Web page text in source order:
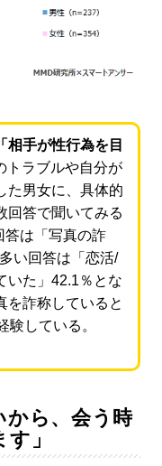
相手が性行為を目
トラブルや自分が
た男女に、具体的
回答で聞いてみる
答は「写真の詐
い回答は「恋活/
いた」42.1％とな
を詐称していると
験している。
から、会う時
」